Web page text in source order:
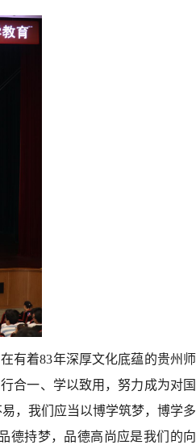
有着83年深厚文化底蕴的贵州师
合一、学以致用，努力成为对国
，我们应当以博学筑梦，博学多
德持梦，品德高尚应是我们的向